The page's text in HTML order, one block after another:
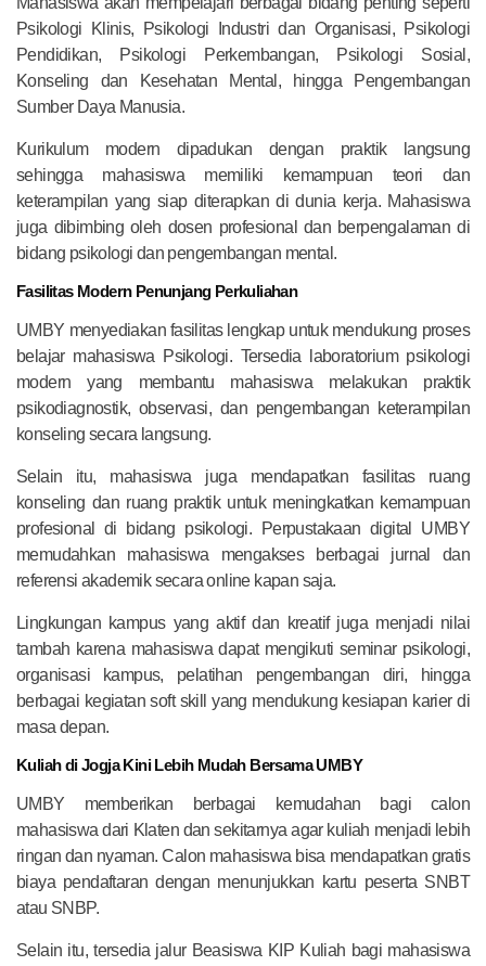
Psikologi Klinis, Psikologi Industri dan Organisasi, Psikologi
Pendidikan, Psikologi Perkembangan, Psikologi Sosial,
Konseling dan Kesehatan Mental, hingga Pengembangan
Sumber Daya Manusia.
Kurikulum modern dipadukan dengan praktik langsung
sehingga mahasiswa memiliki kemampuan teori dan
keterampilan yang siap diterapkan di dunia kerja. Mahasiswa
juga dibimbing oleh dosen profesional dan berpengalaman di
bidang psikologi dan pengembangan mental.
Fasilitas Modern Penunjang Perkuliahan
UMBY menyediakan fasilitas lengkap untuk mendukung proses
belajar mahasiswa Psikologi. Tersedia laboratorium psikologi
modern yang membantu mahasiswa melakukan praktik
psikodiagnostik, observasi, dan pengembangan keterampilan
konseling secara langsung.
Selain itu, mahasiswa juga mendapatkan fasilitas ruang
konseling dan ruang praktik untuk meningkatkan kemampuan
profesional di bidang psikologi. Perpustakaan digital UMBY
memudahkan mahasiswa mengakses berbagai jurnal dan
referensi akademik secara online kapan saja.
Lingkungan kampus yang aktif dan kreatif juga menjadi nilai
tambah karena mahasiswa dapat mengikuti seminar psikologi,
organisasi kampus, pelatihan pengembangan diri, hingga
berbagai kegiatan soft skill yang mendukung kesiapan karier di
masa depan.
Kuliah di Jogja Kini Lebih Mudah Bersama UMBY
UMBY memberikan berbagai kemudahan bagi calon
mahasiswa dari Klaten dan sekitarnya agar kuliah menjadi lebih
ringan dan nyaman. Calon mahasiswa bisa mendapatkan gratis
biaya pendaftaran dengan menunjukkan kartu peserta SNBT
atau SNBP.
Selain itu, tersedia jalur Beasiswa KIP Kuliah bagi mahasiswa